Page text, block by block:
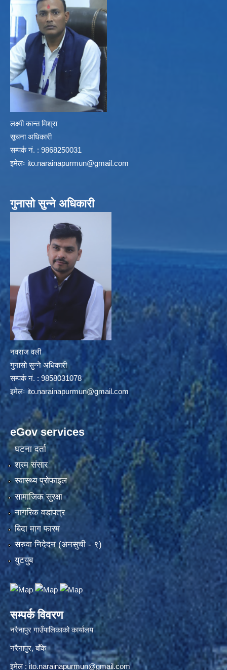
लक्ष्मी कान्त मिश्रा
सूचना अधिकारी
सम्पर्क नं. : 9868250031
इमेलः ito.narainapurmun@gmail.com
गुनासो सुन्ने अधिकारी
नवराज वली
गुनासो सुन्ने अधिकारी
सम्पर्क नं. : 9858031078
इमेलःito.narainapurmun@gmail.com
eGov services
घटना दर्ता
श्रम संसार
स्वास्थ्य प्रोफाइल
सामाजिक सुरक्षा
नागरिक वडापत्र
बिदा माग फारम
सरुवा निदेदन (अनसुची - ९)
युटयुब
सम्पर्क विवरण
नरैनापुर गाउँपालिकाको कार्यालय
नरैनापुर, बाँके
इमेल :ito.narainapurmun@gmail.com